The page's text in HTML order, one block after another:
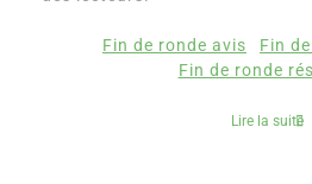
Fin de ronde avis
Fin
Fin de ronde
Lire la suite